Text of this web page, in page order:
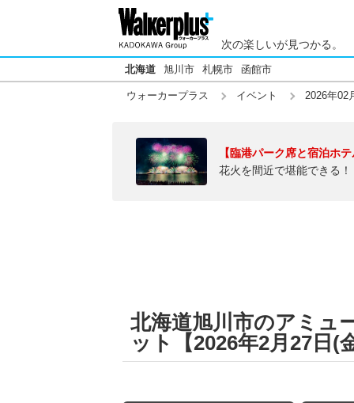
次の楽しいが見つかる。
北海道 旭川市 札幌市 函館市
ウォーカープラス イベント 2026年02
【臨港パーク席と宿泊ホ
花火を間近で堪能できる
北海道旭川市のアミュ
ット【2026年2月27日(